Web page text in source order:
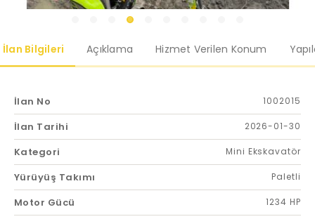
İlan Bilgileri Açıklama Hizmet Verilen Konum
İlan No 1002015
İlan Tarihi 2026-01-30
Kategori Mini Ekskavatör
Yürüyüş Takımı Paletli
Motor Gücü 1234 HP